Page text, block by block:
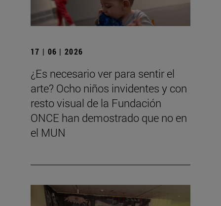
17 | 06 | 2026
¿Es necesario ver para sentir el
arte? Ocho niños invidentes y con
resto visual de la Fundación
ONCE han demostrado que no en
el MUN